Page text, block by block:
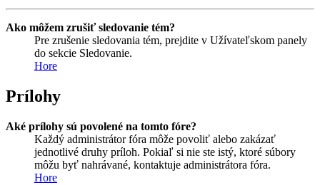
Ako môžem zrušiť sledovanie tém?
Pre zrušenie sledovania tém, prejdite v Užívateľskom panely
do sekcie Sledovanie.
Hore
Prílohy
Aké prílohy sú povolené na tomto fóre?
Každý administrátor fóra môže povoliť alebo zakázať
jednotlivé druhy príloh. Pokiaľ si nie ste istý, ktoré súbory
môžu byť nahrávané, kontaktuje administrátora fóra.
Hore